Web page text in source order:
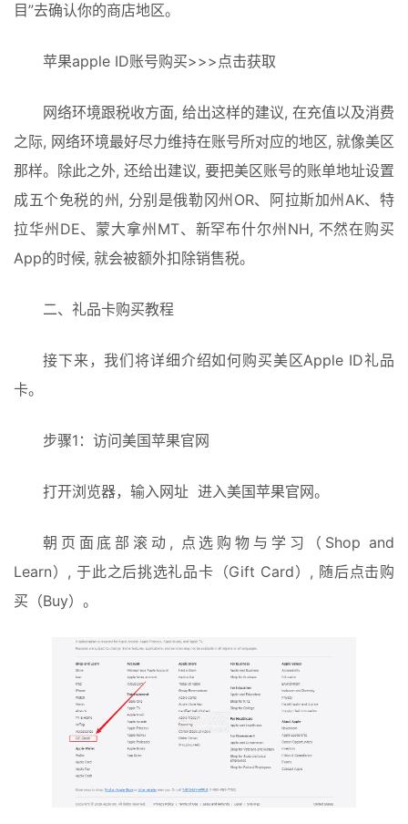
目”去确认你的商店地区。
苹果apple ID账号购买>>>点击获取
网络环境跟税收方面, 给出这样的建议, 在充值以及消费
之际, 网络环境最好尽力维持在账号所对应的地区, 就像美区
那样。除此之外, 还给出建议, 要把美区账号的账单地址设置
成五个免税的州, 分别是俄勒冈州OR、阿拉斯加州AK、特
拉华州DE、蒙大拿州MT、新罕布什尔州NH, 不然在购买
App的时候, 就会被额外扣除销售税。
二、礼品卡购买教程
接下来，我们将详细介绍如何购买美区Apple ID礼品
卡。
步骤1：访问美国苹果官网
打开浏览器，输入网址  进入美国苹果官网。
朝页面底部滚动, 点选购物与学习（Shop and
Learn）, 于此之后挑选礼品卡（Gift Card）, 随后点击购
买（Buy）。